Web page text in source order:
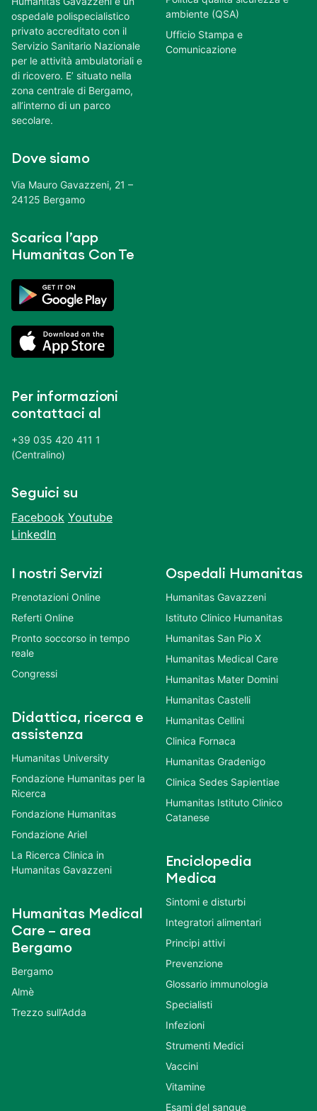
ospedale polispecialistico
privato accreditato con il
Servizio Sanitario Nazionale
per le attività ambulatoriali e
di ricovero. E’ situato nella
zona centrale di Bergamo,
all’interno di un parco
secolare.
Dove siamo
Via Mauro Gavazzeni, 21 –
24125 Bergamo
Scarica l’app
Humanitas Con Te
Per informazioni
contattaci al
+39 035 420 411 1
(Centralino)
Seguici su
Facebook Youtube
LinkedIn
ambiente (QSA)
Ufficio Stampa e
Comunicazione
I nostri Servizi
Prenotazioni Online
Referti Online
Pronto soccorso in tempo
reale
Congressi
Didattica, ricerca e
assistenza
Humanitas University
Fondazione Humanitas per la
Ricerca
Fondazione Humanitas
Fondazione Ariel
La Ricerca Clinica in
Humanitas Gavazzeni
Humanitas Medical
Care – area
Bergamo
Bergamo
Almè
Trezzo sull’Adda
Ospedali Humanitas
Humanitas Gavazzeni
Istituto Clinico Humanitas
Humanitas San Pio X
Humanitas Medical Care
Humanitas Mater Domini
Humanitas Castelli
Humanitas Cellini
Clinica Fornaca
Humanitas Gradenigo
Clinica Sedes Sapientiae
Humanitas Istituto Clinico
Catanese
Enciclopedia
Medica
Sintomi e disturbi
Integratori alimentari
Principi attivi
Prevenzione
Glossario immunologia
Specialisti
Infezioni
Strumenti Medici
Vaccini
Vitamine
Esami del sangue